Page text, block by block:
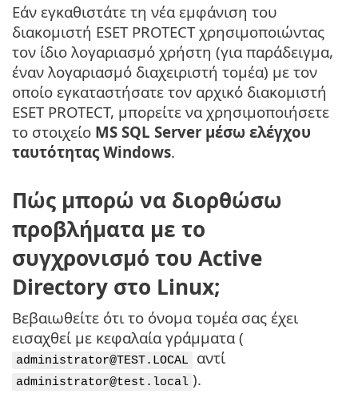
Εάν εγκαθιστάτε τη νέα εμφάνιση του
διακομιστή ESET PROTECT χρησιμοποιώντας
τον ίδιο λογαριασμό χρήστη (για παράδειγμα,
έναν λογαριασμό διαχειριστή τομέα) με τον
οποίο εγκαταστήσατε τον αρχικό διακομιστή
ESET PROTECT, μπορείτε να χρησιμοποιήσετε
το στοιχείο MS SQL Server μέσω ελέγχου
ταυτότητας Windows.
Πώς μπορώ να διορθώσω
προβλήματα με το
συγχρονισμό του Active
Directory στο Linux;
Βεβαιωθείτε ότι το όνομα τομέα σας έχει
εισαχθεί με κεφαλαία γράμματα (
administrator@TEST.LOCAL αντί
administrator@test.local ).